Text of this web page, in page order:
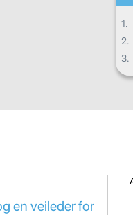
1.
2.
3.
en veileder for